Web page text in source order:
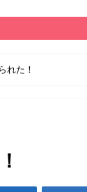
れた！